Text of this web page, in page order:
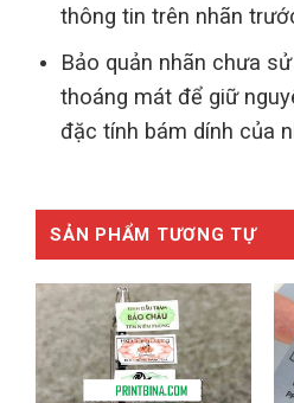
thông tin trên nhãn
Bảo quản nhãn chưa
thoáng mát để giữ
đặc tính bám dính của
SẢN PHẨM TƯƠNG TỰ